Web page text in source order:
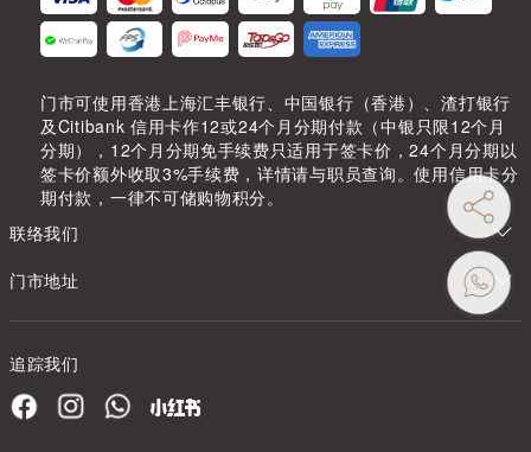
门市可使用香港上海汇丰银行、中国银行（香港）、渣打银行
及Citibank 信用卡作12或24个月分期付款（中银只限12个月
分期），12个月分期免手续费只适用于签卡价，24个月分期以
签卡价额外收取3%手续费，详情请与职员查询。使用信用卡分
期付款，一律不可储购物积分。
联络我们
门市地址
追踪我们